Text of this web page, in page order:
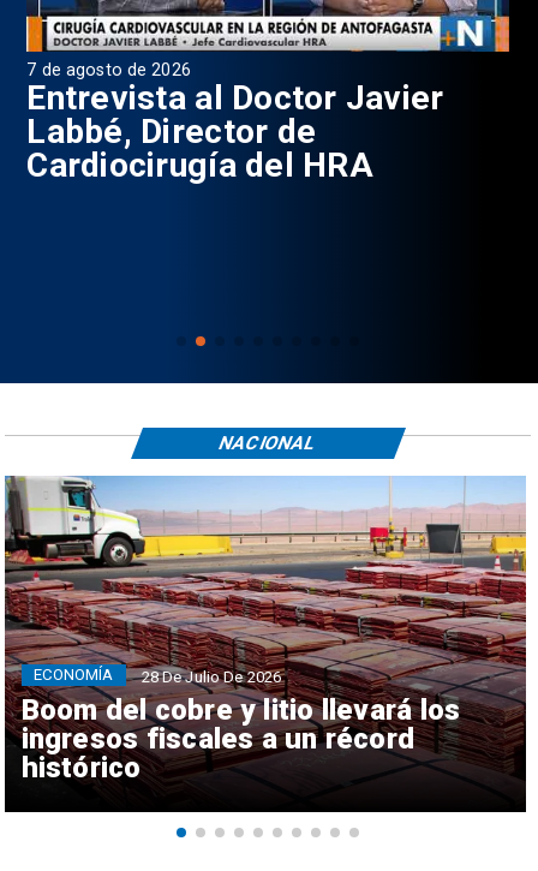
7 de agosto de 2026
Entrevista al Doctor Javier
Labbé, Director de
Cardiocirugía del HRA
Boom del cobre y litio llevará los
ingresos fiscales a un récord
histórico
ECONOMÍA 28 De Julio De 2026
NACIONAL